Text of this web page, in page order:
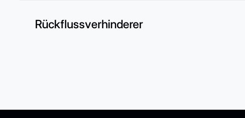
Rückflussverhinderer